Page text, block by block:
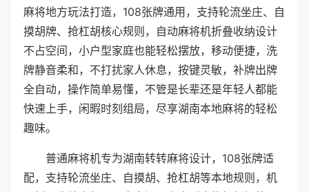
麻将地方玩法打造，108张牌通用，支持轮流坐庄、自
摸胡牌、抢杠胡核心规则，自动麻将机折叠收纳设计
不占空间，小户型家庭也能轻松摆放，移动便捷，洗
牌静音柔和，不打扰家人休息，按键灵敏，补牌出牌
全自动，操作简单易懂，不管是长辈还是年轻人都能
快速上手，闲暇时刻组局，尽享湖南本地麻将的轻松
趣味。
普通麻将机专为湖南转转麻将设计，108张牌适
配，支持轮流坐庄、自摸胡、抢杠胡等本地规则，机